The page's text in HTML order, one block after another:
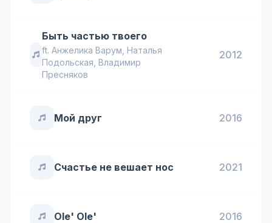
Быть частью твоего
ft.Анжелика Варум ,Наталья
Подольская ,Владимир
Пресняков
2012
Мой друг 2016
Счастье не вешает нос 2021
Ole' Ole' 2016